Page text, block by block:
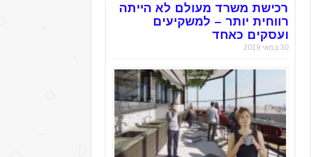
רכישת משרד מעולם לא הייתה
רווחית יותר – למשקיעים
ועסקים כאחד
30 במאי 2019